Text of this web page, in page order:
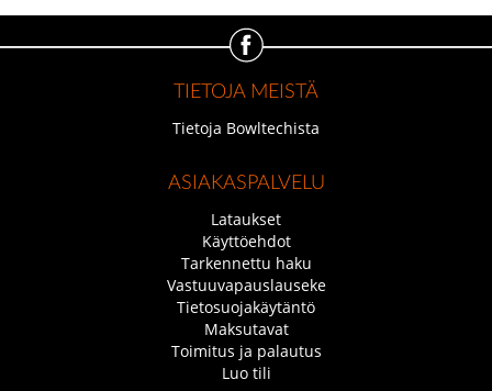
TIETOJA MEISTÄ
Tietoja Bowltechista
ASIAKASPALVELU
Lataukset
Käyttöehdot
Tarkennettu haku
Vastuuvapauslauseke
Tietosuojakäytäntö
Maksutavat
Toimitus ja palautus
Luo tili